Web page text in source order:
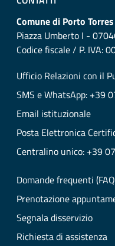
Comune di Porto Torres
Piazza Umberto I -
Codice fiscale / P. IVA:
Ufficio Relazioni con il
SMS e WhatsApp: +39
Email istituzionale
Posta Elettronica
Centralino unico: +39
Domande frequenti
Prenotazione
Segnala disservizio
Richiesta di assistenza